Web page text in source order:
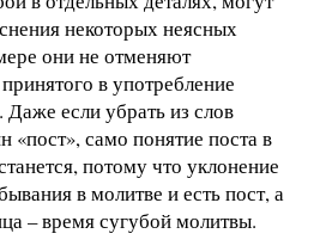
некоторых неясных
они не отменяют
в употребление
если убрать из слов
«пост», само понятие поста в
потому что уклонение
в молитве и есть пост, а
– время сугубой молитвы.